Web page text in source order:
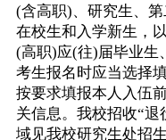
(含高职)、研究生、第
在校生和入学新生，
(高职)应(往)届毕业生
考生报名时应当选择
按要求填报本人入伍
关信息。我校招收“
域见我校研究生处招